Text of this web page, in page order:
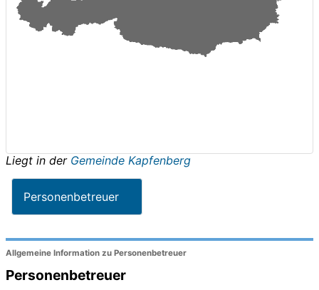
Liegt in der Gemeinde Kapfenberg
Personenbetreuer
Allgemeine Information zu Personenbetreuer
Personenbetreuer